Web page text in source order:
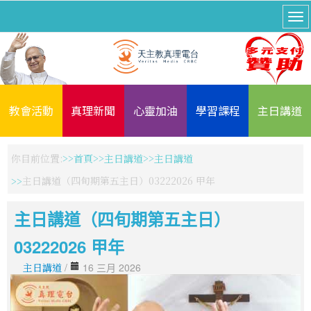
教會活動 真理新聞 心靈加油 學習課程 主日講道
你目前位置: 首頁 主日講道
主日講道
主日講道（四旬期第五主日）03222026 甲年
主日講道（四旬期第五主日）
03222026 甲年
主日講道 / 16 三月 2026